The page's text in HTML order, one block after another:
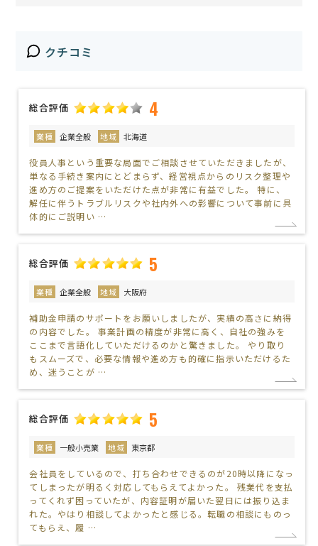
クチコミ
総合評価 4
業種 企業全般 地域 北海道
役員人事という重要な局面でご相談させていただきましたが、
単なる手続き案内にとどまらず、経営視点からのリスク整理や
進め方のご提案をいただけた点が非常に有益でした。 特に、
解任に伴うトラブルリスクや社内外への影響について事前に具
体的にご説明い …
総合評価 5
業種 企業全般 地域 大阪府
補助金申請のサポートをお願いしましたが、実績の高さに納得
の内容でした。 事業計画の精度が非常に高く、自社の強みを
ここまで言語化していただけるのかと驚きました。 やり取り
もスムーズで、必要な情報や進め方も的確に指示いただけるた
め、迷うことが …
総合評価 5
業種 一般小売業 地域 東京都
会社員をしているので、打ち合わせできるのが20時以降になっ
てしまったが明るく対応してもらえてよかった。 残業代を支払
ってくれず困っていたが、内容証明が届いた翌日には振り込ま
れた。やはり相談してよかったと感じる。転職の相談にものっ
てもらえ、履 …